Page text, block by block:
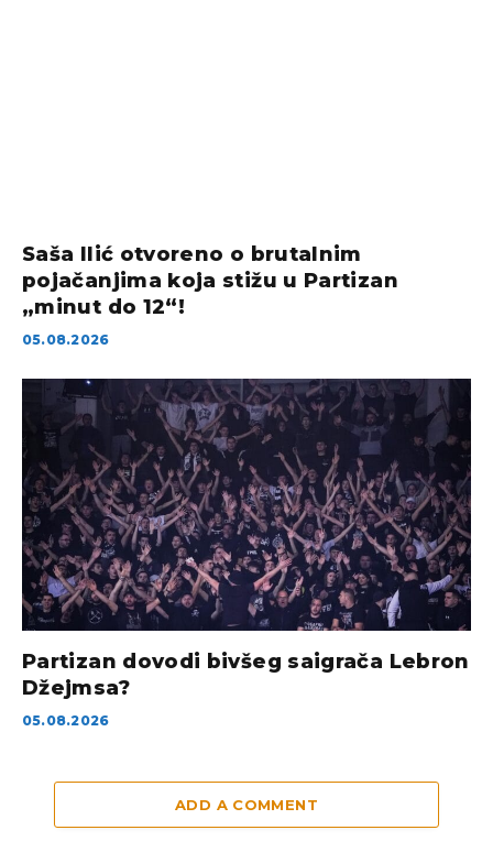
Saša Ilić otvoreno o brutalnim
pojačanjima koja stižu u Partizan
„minut do 12“!
05.08.2026
Partizan dovodi bivšeg saigrača Lebron
Džejmsa?
05.08.2026
ADD A COMMENT